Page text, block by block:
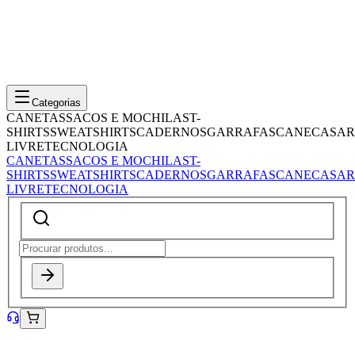
Categorias
CANETASSACOS E MOCHILAST-
SHIRTSSWEATSHIRTSCADERNOSGARRAFASCANECASAR
LIVRETECNOLOGIA
CANETASSACOS E MOCHILAST-
SHIRTSSWEATSHIRTSCADERNOSGARRAFASCANECASAR
LIVRETECNOLOGIA